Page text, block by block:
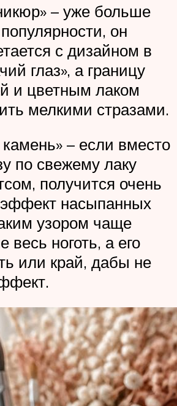
– уже больше
он
с дизайном в
глаз», а границу
и цветным лаком
мелкими стразами.
– если вместо
по свежему лаку
получится очень
насыпанных
узором чаще
весь ноготь, а его
или край, дабы не